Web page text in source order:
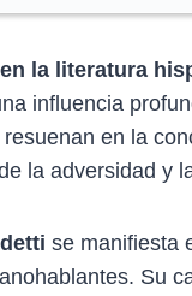
la literatura
influencia
en la
la adversidad y
se manifiesta
Su